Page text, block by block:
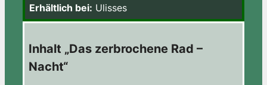
Erhältlich bei: Ulisses
Inhalt „Das zerbrochene Rad –
Nacht“